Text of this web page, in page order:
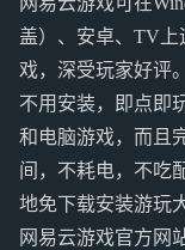
盖）、安卓、TV
戏，深受玩家好评
不用安装，即点即
和电脑游戏，而且
间，不耗电，不吃
地免下载安装游玩
网易云游戏官方网